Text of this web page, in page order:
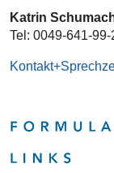
Katrin
Tel: 0049-641-99-